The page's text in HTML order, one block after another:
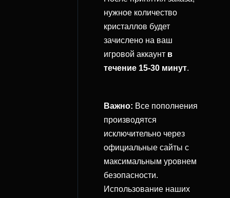
нужное количество
кристаллов будет
зачислено на ваш
игровой аккаунт в
течение 15-30 минут.
Важно: Все пополнения
производятся
исключительно через
официальные сайты с
максимальным уровнем
безопасности.
Использование наших